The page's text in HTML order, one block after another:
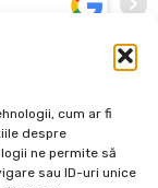
cum ar fi
despre
ne permite să
sau ID-uri unice